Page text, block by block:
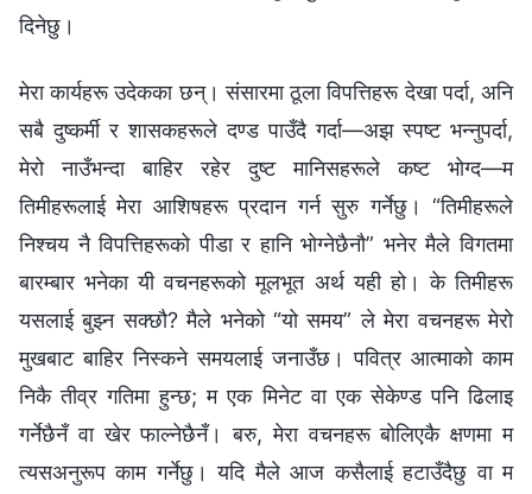
दिनेछु।
मेरा कार्यहरू उदेकका छन्। संसारमा ठूला विपत्तिहरू देखा पर्दा, अनि
सबै दुष्कर्मी र शासकहरूले दण्ड पाउँदै गर्दा—अझ स्पष्ट भन्नुपर्दा,
मेरो नाउँभन्दा बाहिर रहेर दुष्ट मानिसहरूले कष्ट भोग्द—म
तिमीहरूलाई मेरा आशिषहरू प्रदान गर्न सुरु गर्नेछु। “तिमीहरूले
निश्चय नै विपत्तिहरूको पीडा र हानि भोग्नेछैनौ” भनेर मैले विगतमा
बारम्बार भनेका यी वचनहरूको मूलभूत अर्थ यही हो। के तिमीहरू
यसलाई बुझ्न सक्छौ? मैले भनेको “यो समय” ले मेरा वचनहरू मेरो
मुखबाट बाहिर निस्कने समयलाई जनाउँछ। पवित्र आत्माको काम
निकै तीव्र गतिमा हुन्छ; म एक मिनेट वा एक सेकेण्ड पनि ढिलाइ
गर्नेछैनँ वा खेर फाल्‍नेछैनँ। बरु, मेरा वचनहरू बोलिएकै क्षणमा म
त्यसअनुरूप काम गर्नेछु। यदि मैले आज कसैलाई हटाउँदैछु वा म